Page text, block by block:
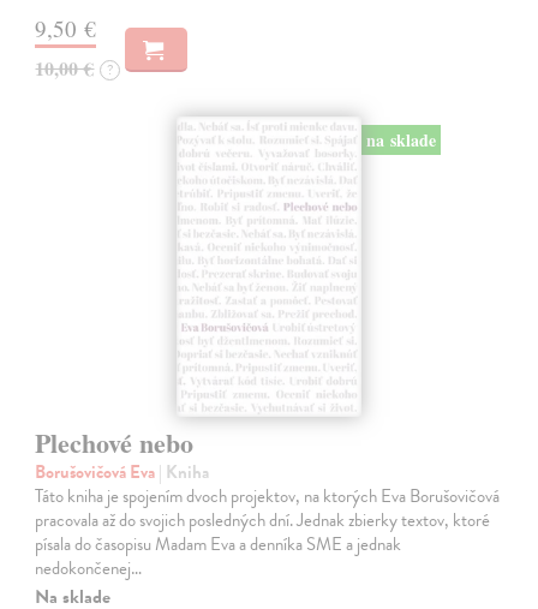
9,50 €
10,00 € ?
na sklade
Plechové nebo
Borušovičová Eva| Kniha
Táto kniha je spojením dvoch projektov, na ktorých Eva Borušovičová
pracovala až do svojich posledných dní. Jednak zbierky textov, ktoré
písala do časopisu Madam Eva a denníka SME a jednak
nedokončenej…
Na sklade